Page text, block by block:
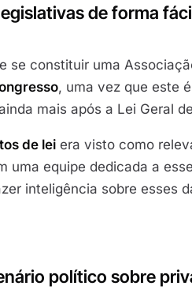
de forma
se constituir uma
, uma vez que este
mais após a Lei Geral
de lei era visto como
uma equipe dedicada a
inteligência sobre esses
político sobre